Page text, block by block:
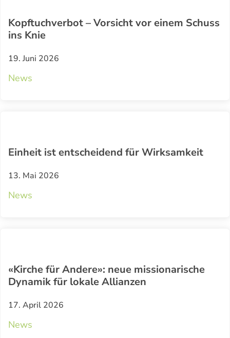
Kopftuchverbot – Vorsicht vor einem Schuss
ins Knie
19. Juni 2026
News
Einheit ist entscheidend für Wirksamkeit
13. Mai 2026
News
«Kirche für Andere»: neue missionarische
Dynamik für lokale Allianzen
17. April 2026
News